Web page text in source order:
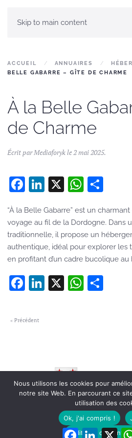
Skip to main content
ACCUEIL ANNUAIRES
BELLE GABARRE – GÎTE DE CHARME
À la Belle
de Charme
Écrit parMediaforykle2 mai 2025.
Facebook
LinkedIn
X
“À la Belle Gabarre” est un
voyage au fil de la Dordogne. Dans
traditionnelle, il propose un
authentique, idéal pour explorer les
en profitant d’un cadre bucolique au
Facebook
LinkedIn
X
« Précédent
-Mentions Légales
Une création
FacebookLinkedIn
X
Nous utilisons les cookies pour
notre site Web. En parcourant ce
utilisation des
Ok, j'ai compris !
Politique de